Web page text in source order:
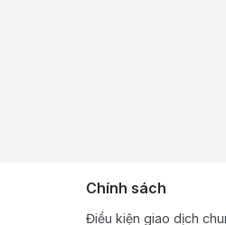
Chính sách
Điều kiện giao dịch